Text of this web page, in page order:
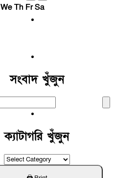
WeTh FrSa
সংবাদ খুঁজুন
ক্যাটাগরি খুঁজুন
ক্যাটাগরি
খুঁজুন